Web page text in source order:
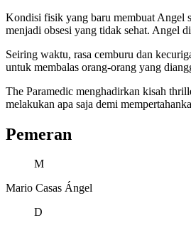
Kondisi fisik yang baru membuat Angel
menjadi obsesi yang tidak sehat. Angel
Seiring waktu, rasa cemburu dan
untuk membalas orang-orang yang
The Paramedic menghadirkan kisah
melakukan apa saja demi
Pemeran
M
Mario Casas Ángel
D